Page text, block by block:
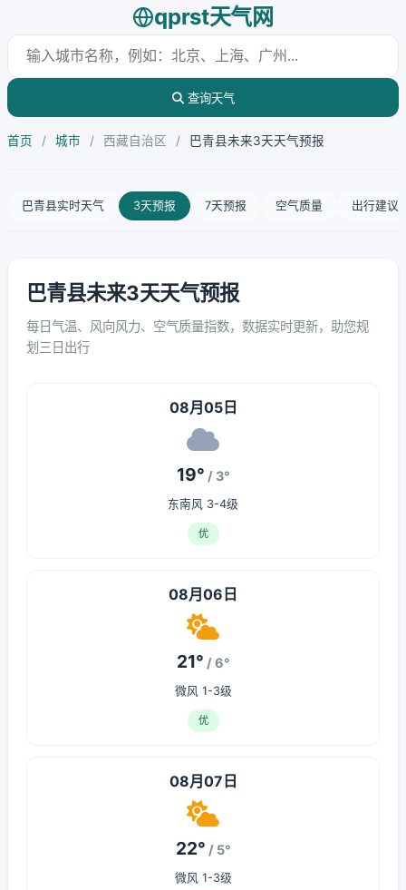
qprst天气网
查询天气
首页 / 城市 / 西藏自治区 / 巴青县未来3天天气预报
巴青县实时天气 3天预报 7天预报 空气质量 出行建议
巴青县未来3天天气预报
每日气温、风向风力、空气质量指数，数据实时更新，助您规
划三日出行
08月05日
19° / 3°
东南风 3-4级
优
08月06日
21° / 6°
微风 1-3级
优
08月07日
22° / 5°
微风 1-3级